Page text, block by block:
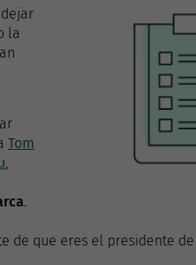
la
Tom
,
.
de que eres el presidente